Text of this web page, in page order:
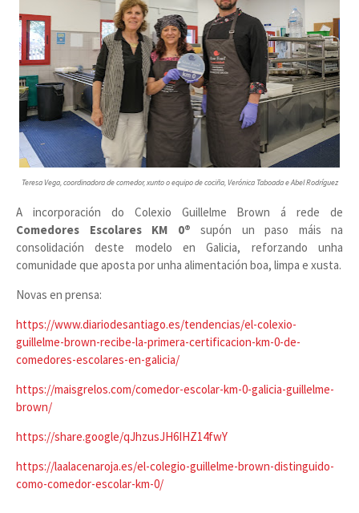
Teresa Vega, coordinadora de comedor, xunto o equipo de cociña, Verónica Taboada e Abel Rodríguez
A incorporación do Colexio Guillelme Brown á rede de
Comedores Escolares KM 0® supón un paso máis na
consolidación deste modelo en Galicia, reforzando unha
comunidade que aposta por unha alimentación boa, limpa e xusta.
Novas en prensa:
https://www.diariodesantiago.es/tendencias/el-colexio-
guillelme-brown-recibe-la-primera-certificacion-km-0-de-
comedores-escolares-en-galicia/
https://maisgrelos.com/comedor-escolar-km-0-galicia-guillelme-
brown/
https://share.google/qJhzusJH6IHZ14fwY
https://laalacenaroja.es/el-colegio-guillelme-brown-distinguido-
como-comedor-escolar-km-0/